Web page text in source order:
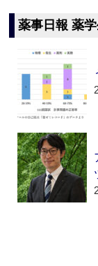
薬事日報 薬